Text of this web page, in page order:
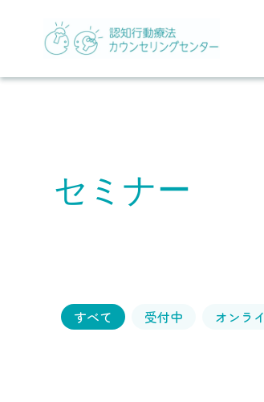
セミナー
すべて 受付中 オンラ